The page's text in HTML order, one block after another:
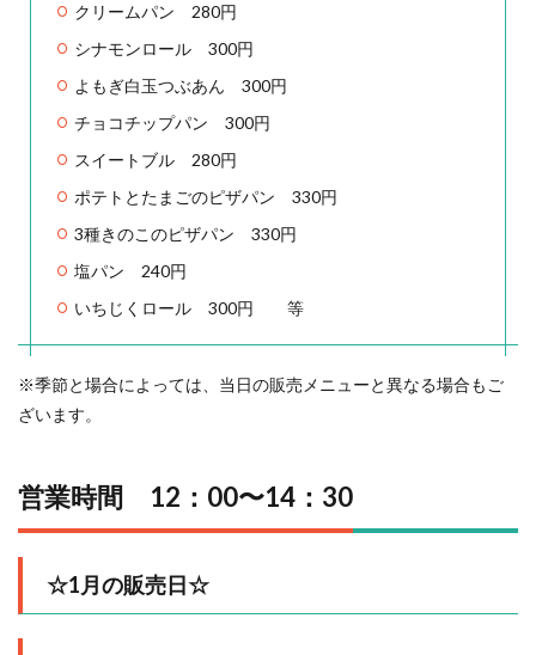
クリームパン 280円
シナモンロール 300円
よもぎ白玉つぶあん 300円
チョコチップパン 300円
スイートブル 280円
ポテトとたまごのピザパン 330円
3種きのこのピザパン 330円
塩パン 240円
いちじくロール 300円 等
※季節と場合によっては、当日の販売メニューと異なる場合もご
ざいます。
営業時間 12：00〜14：30
☆1月の販売日☆